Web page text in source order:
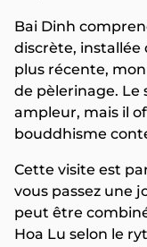
Bai Dinh
discrète,
plus récente,
de pèlerinage. Le
ampleur, mais il
bouddhisme
Cette visite est
vous passez une
peut être
Hoa Lu selon le